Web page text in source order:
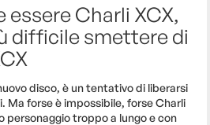
Charli XCX,
difficile smettere di
disco, è un tentativo di liberarsi
Ma forse è impossibile, forse Charli
personaggio troppo a lungo e con